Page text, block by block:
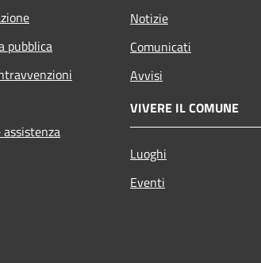
pubblica
Notizie
Comunicati
Avvisi
VIVERE IL COMUNE
Luoghi
Eventi